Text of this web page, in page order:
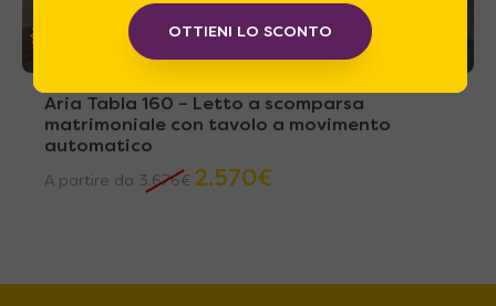
Aria Tabla 160 – Letto a scomparsa
matrimoniale con tavolo a movimento
automatico
A partire da 3.676€ 2.570€
OTTIENI LO SCONTO